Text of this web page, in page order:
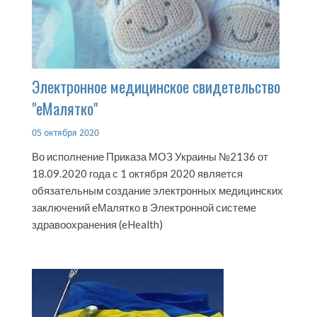
Электронное медицинское свидетельство
"еМалятко"
05 октября 2020
Во исполнение Приказа МОЗ Украины №2136 от
18.09.2020 года с 1 октября 2020 является
обязательным создание электронных медицинских
заключений еМалятко в Электронной системе
здравоохранения (eHealth)